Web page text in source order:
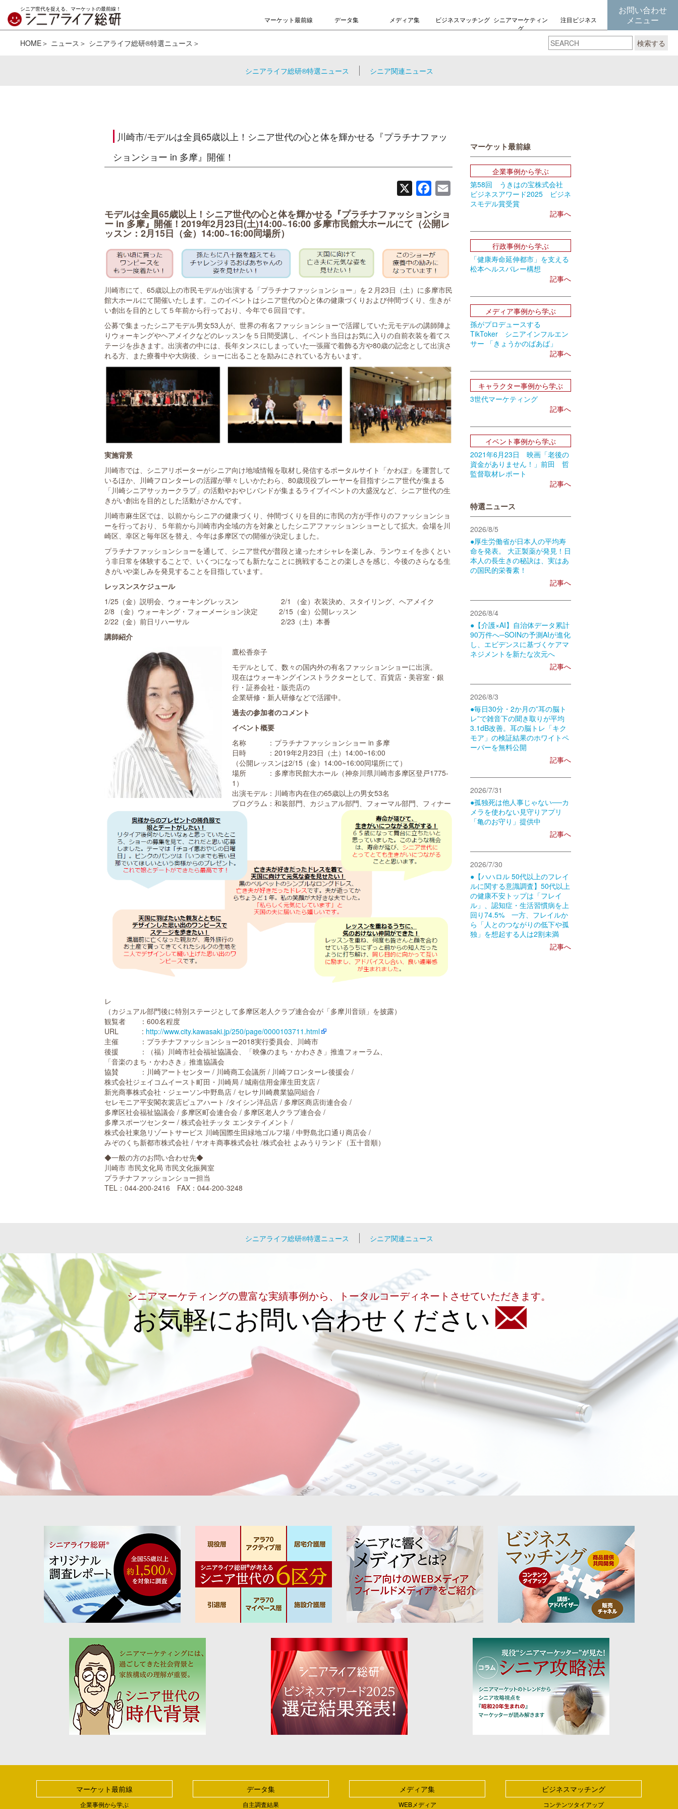
シニア世代を捉える、マーケットの最前線！
マーケット最前線 データ集 メディア集 ビジネスマッチング シニアマーケティン
グ
注目ビジネス
お問い合わせ
メニュー
HOME ニュース シニアライフ総研®特選ニュース 検索する
シニアライフ総研®特選ニュース シニア関連ニュース
川崎市/モデルは全員65歳以上！シニア世代の心と体を輝かせる『プラチナファッ
ションショー in 多摩』開催！
FacebookEmail
モデルは全員65歳以上！シニア世代の心と体を輝かせる『プラチナファッションショ
ー in 多摩』開催！2019年2月23日(土)14:00~16:00 多摩市民館大ホールにて（公開レ
ッスン：2月15日（金）14:00~16:00同場所）
川崎市にて、65歳以上の市民モデルが出演する「プラチナファッションショー」を２月23日（土）に多摩市民
館大ホールにて開催いたします。このイベントはシニア世代の心と体の健康づくりおよび仲間づくり、生きが
い創出を目的として５年前から行っており、今年で６回目です。
公募で集まったシニアモデル男女53人が、世界の有名ファッションショーで活躍していた元モデルの講師陣よ
りウォーキングやヘアメイクなどのレッスンを５日間受講し、イベント当日はお気に入りの自前衣装を着てス
テージを歩きます。出演者の中には、長年タンスにしまっていた一張羅で着飾る方や80歳の記念として出演さ
れる方、また療養中や大病後、ショーに出ることを励みにされている方もいます。
実施背景
川崎市では、シニアリポーターがシニア向け地域情報を取材し発信するポータルサイト「かわぽ」を運営して
いるほか、川崎フロンターレの活躍が華々しいかたわら、80歳現役プレーヤーを目指すシニア世代が集まる
「川崎シニアサッカークラブ」の活動やおやじバンドが集まるライブイベントの大盛況など、シニア世代の生
きがい創出を目的とした活動がさかんです。
川崎市麻生区では、以前からシニアの健康づくり、仲間づくりを目的に市民の方が手作りのファッションショ
ーを行っており、５年前から川崎市内全域の方を対象としたシニアファッションショーとして拡大。会場を川
崎区、幸区と毎年区を替え、今年は多摩区での開催が決定しました。
プラチナファッションショーを通して、シニア世代が普段と違ったオシャレを楽しみ、ランウェイを歩くとい
う非日常を体験することで、いくつになっても新たなことに挑戦することの楽しさを感じ、今後のさらなる生
きがいや楽しみを発見することを目指しています。
レッスンスケジュール
1/25（金）説明会、ウォーキングレッスン 2/1 （金）衣装決め、スタイリング、ヘアメイク
2/8 （金）ウォーキング・フォーメーション決定 2/15（金）公開レッスン
2/22（金）前日リハーサル 2/23（土）本番
講師紹介
鷹松香奈子
モデルとして、数々の国内外の有名ファッションショーに出演。
現在はウォーキングインストラクターとして、百貨店・美容室・銀
行・証券会社・販売店の
企業研修・新人研修などで活躍中。
過去の参加者のコメント
イベント概要
名称 ：プラチナファッションショー in 多摩
日時 ：2019年2月23日（土）14:00~16:00
（公開レッスンは2/15（金）14:00~16:00同場所にて）
場所 ：多摩市民館大ホール（神奈川県川崎市多摩区登戸1775-
1）
出演モデル：川崎市内在住の65歳以上の男女53名
プログラム：和装部門、カジュアル部門、フォーマル部門、フィナー
レ
（カジュアル部門後に特別ステージとして多摩区老人クラブ連合会が「多摩川音頭」を披露）
観覧者 ：600名程度
URL : http://www.city.kawasaki.jp/250/page/0000103711.html
主催 ：プラチナファッションショー2018実行委員会、川崎市
後援 ：（福）川崎市社会福祉協議会、「映像のまち・かわさき」推進フォーラム、
「音楽のまち・かわさき」推進協議会
協賛 ：川崎アートセンター / 川崎商工会議所 / 川崎フロンターレ後援会 /
株式会社ジェイコムイースト町田・川崎局 / 城南信用金庫生田支店 /
新光商事株式会社・ジェーソン中野島店 / セレサ川崎農業協同組合 /
セレモニア平安閣衣裳店ピュアハート /タイシン洋品店 / 多摩区商店街連合会 /
多摩区社会福祉協議会 / 多摩区町会連合会 / 多摩区老人クラブ連合会 /
多摩スポーツセンター / 株式会社チッタ エンタテイメント /
株式会社東急リゾートサービス 川崎国際生田緑地ゴルフ場 / 中野島北口通り商店会 /
みぞのくち新都市株式会社 / ヤオキ商事株式会社 /株式会社 よみうりランド（五十音順）
◆一般の方のお問い合わせ先◆
川崎市 市民文化局 市民文化振興室
プラチナファッションショー担当
TEL：044-200-2416 FAX：044-200-3248
マーケット最前線
企業事例から学ぶ
第58回 うきはの宝株式会社
ビジネスアワード2025 ビジネ
スモデル賞受賞
記事へ
行政事例から学ぶ
「健康寿命延伸都市」を支える
松本ヘルスバレー構想
記事へ
メディア事例から学ぶ
孫がプロデュースする
TikToker シニアインフルエン
サー 「きょうかのばあば」
記事へ
キャラクター事例から学ぶ
3世代マーケティング
記事へ
イベント事例から学ぶ
2021年6月23日 映画「老後の
資金がありません！」前田 哲
監督取材レポート
記事へ
特選ニュース
2026/8/5
●厚生労働省が日本人の平均寿
命を発表。 大正製薬が発見！日
本人の長生きの秘訣は、実はあ
の国民的栄養素！
記事へ
2026/8/4
●【介護×AI】自治体データ累計
90万件へ─SOINの予測AIが進化
し、エビデンスに基づくケアマ
ネジメントを新たな次元へ
記事へ
2026/8/3
●毎日30分・2か月の”耳の脳ト
レ”で雑音下の聞き取りが平均
3.1dB改善。耳の脳トレ「キク
モア」の検証結果のホワイトペ
ーパーを無料公開
記事へ
2026/7/31
●孤独死は他人事じゃない──カ
メラを使わない見守りアプリ
「亀のお守り」提供中
記事へ
2026/7/30
●【ハハロル 50代以上のフレイ
ルに関する意識調査】50代以上
の健康不安トップは「フレイ
ル」、認知症・生活習慣病を上
回り74.5% 一方、フレイルか
ら「人とのつながりの低下や孤
独」を想起する人は2割未満
記事へ
シニアライフ総研®特選ニュース シニア関連ニュース
シニアマーケティングの豊富な実績事例から、トータルコーディネートさせていただきます。
お気軽にお問い合わせください
マーケット最前線
企業事例から学ぶ
データ集
自主調査結果
メディア集
WEBメディア
ビジネスマッチング
コンテンツタイアップ